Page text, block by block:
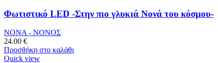
Φωτιστικό LED -Στην πιο γλυκιά Νονά του κόσμου-
ΝΟΝΑ - ΝΟΝΟΣ
24.00 €
Προσθήκη στο καλάθι
Quick view